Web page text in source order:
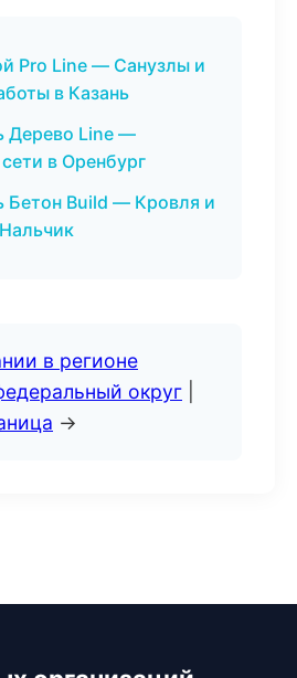
Pro Line — Санузлы и
в Казань
Дерево Line —
в Оренбург
Бетон Build — Кровля и
в регионе
округ
→